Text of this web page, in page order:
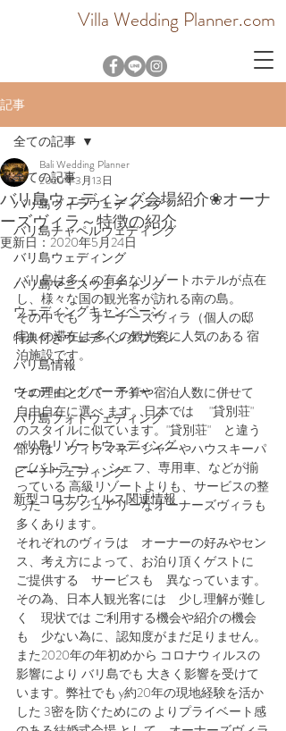
Villa Wedding Planner.com
記事
全ての記事
バリ島ヴィラウェディング
バリ島チャペルウェディング
バリ島ウェディング
バリ島マニスウェディング
ウェディングキャンペーン
特典付きウェディングプラン
バリ島情報
ウェディングパーティー
バリ島フォトウェディング
バリ島リゾートウェディング
ビーチウェディング
新型コロナウィルス関連情報
全ての記事
バリ島ウェディング会場紹介❀オーナ
ーズヴィラ～特徴の紹介
Bali Wedding Planner
2020年3月13日
更新日：2020年5月24日
バリ島は多くの有名なリゾートホテルが点在
し、様々な国の観光客が訪れる南の島。
その中でも　オーナーズヴィラ（個人の邸
宅）の滞在は 多くの観光客に人気のある 宿
泊施設です。
その理由として　予算や宿泊人数に併せて
自由自在に選べ ます。日本では　 "貸別荘"
のスタイルに似ています。"貸別荘"　と違う
部分は　ヴィラマネージャーやハウスキーパ
ー(バトラー）、シェフ、専用車、などが揃
っている 高級リゾートよりも、サービスの整
った　ラグジュアリーなオーナーズヴィラも
多くあります。
それぞれのヴィラは　オーナーの好みやセン
ス、考え方によって、お泊り頂くゲストに
ご提供する　サービスも　異なっています。
その為、日本人観光客には　少し理解が難し
く　現状では ご利用する機会や紹介の機会
も　少ない為に、認知度がまだ足りません。
また2020年の年初めから コロナウィルスの
影響により バリ島でも 大きく影響を受けて
います。弊社でも y約20年の現地経験を活か
した 3密を防ぐためにの よりプライベート感